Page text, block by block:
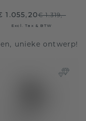
1.055,20€ 1.319,-
Excl. Tax & BTW
unieke ontwerp!